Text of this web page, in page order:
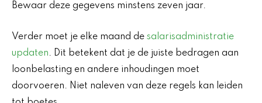
Bewaar deze gegevens minstens zeven jaar.
Verder moet je elke maand de salarisadministratie
updaten. Dit betekent dat je de juiste bedragen aan
loonbelasting en andere inhoudingen moet
doorvoeren. Niet naleven van deze regels kan leiden